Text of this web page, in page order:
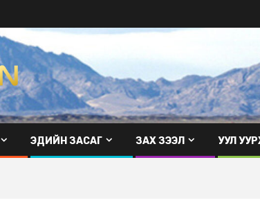
ЭДИЙН ЗАСАГ ЗАХ ЗЭЭЛ УУЛ